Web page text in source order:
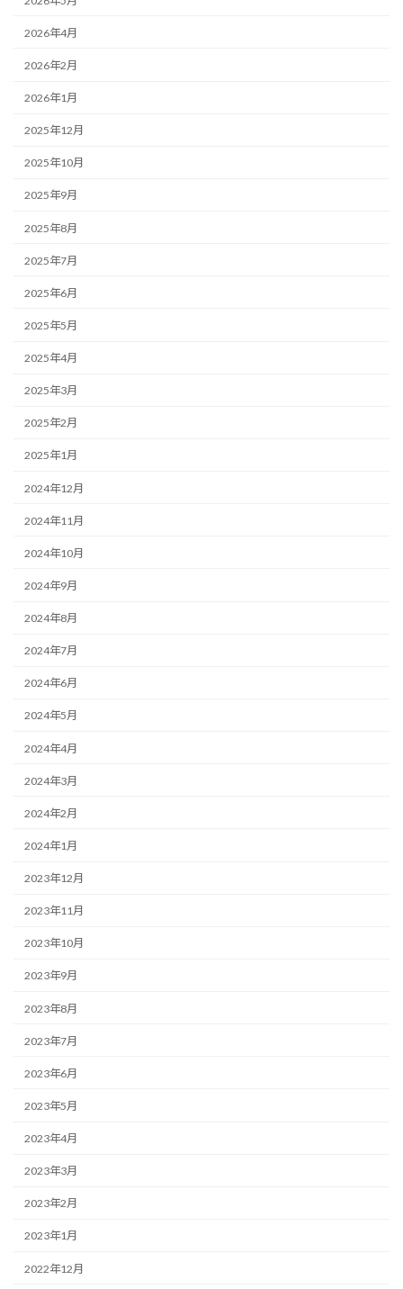
2026年4月
2026年2月
2026年1月
2025年12月
2025年10月
2025年9月
2025年8月
2025年7月
2025年6月
2025年5月
2025年4月
2025年3月
2025年2月
2025年1月
2024年12月
2024年11月
2024年10月
2024年9月
2024年8月
2024年7月
2024年6月
2024年5月
2024年4月
2024年3月
2024年2月
2024年1月
2023年12月
2023年11月
2023年10月
2023年9月
2023年8月
2023年7月
2023年6月
2023年5月
2023年4月
2023年3月
2023年2月
2023年1月
2022年12月